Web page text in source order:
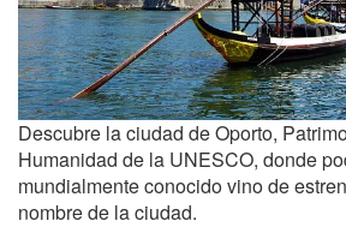
Descubre la ciudad de Oporto,
Humanidad de la UNESCO, donde
mundialmente conocido vino de
nombre de la ciudad.